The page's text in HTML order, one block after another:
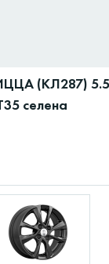
(КЛ287)
селена